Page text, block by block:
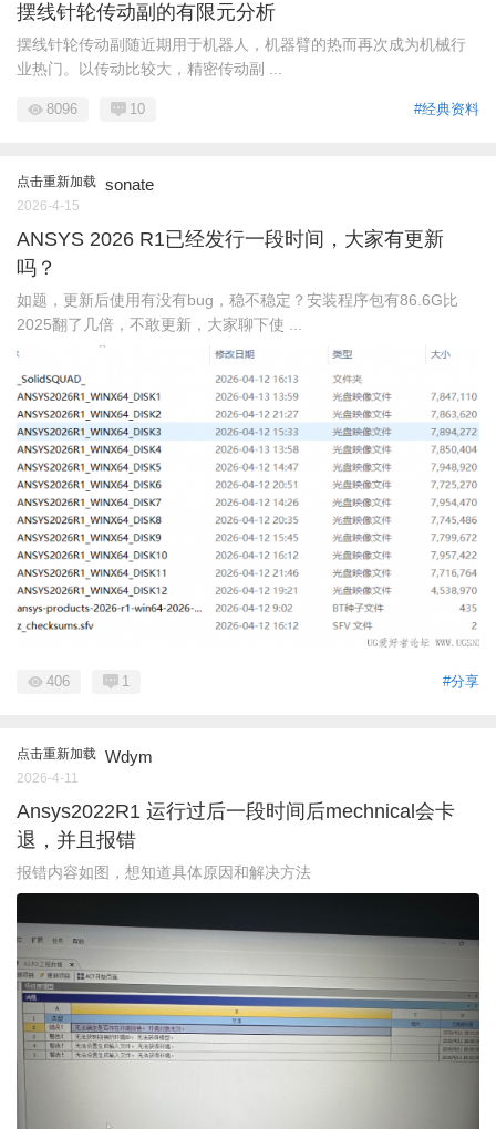
摆线针轮传动副的有限元分析
摆线针轮传动副随近期用于机器人，机器臂的热而再次成为机械行
业热门。以传动比较大，精密传动副 ...
#经典资料
8096 10
点击重新加载 sonate
2026-4-15
ANSYS 2026 R1已经发行一段时间，大家有更新
吗？
如题，更新后使用有没有bug，稳不稳定？安装程序包有86.6G比
2025翻了几倍，不敢更新，大家聊下使 ...
#分享
406 1
点击重新加载 Wdym
2026-4-11
Ansys2022R1 运行过后一段时间后mechnical会卡
退，并且报错
报错内容如图，想知道具体原因和解决方法